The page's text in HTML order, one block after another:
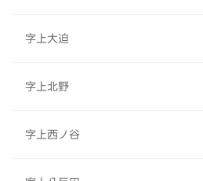
字上大迫
字上北野
字上西ノ谷